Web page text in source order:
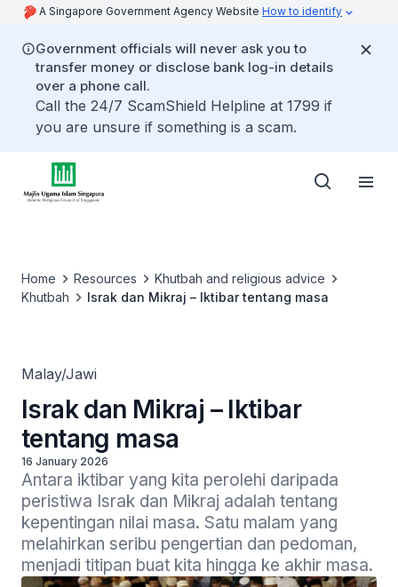
A Singapore Government Agency Website How to identify
Government officials will never ask you to
transfer money or disclose bank log-in details
over a phone call.
Call the 24/7 ScamShield Helpline at 1799 if
you are unsure if something is a scam.
Home Resources
Khutbah and religious advice
Khutbah
Israk dan Mikraj – Iktibar tentang masa
Malay/Jawi
Israk dan Mikraj – Iktibar
tentang masa
16 January 2026
Antara iktibar yang kita perolehi daripada
peristiwa Israk dan Mikraj adalah tentang
kepentingan nilai masa. Satu malam yang
melahirkan seribu pengertian dan pedoman,